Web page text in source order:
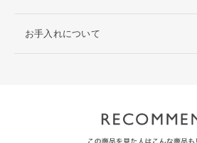
お手入れについて